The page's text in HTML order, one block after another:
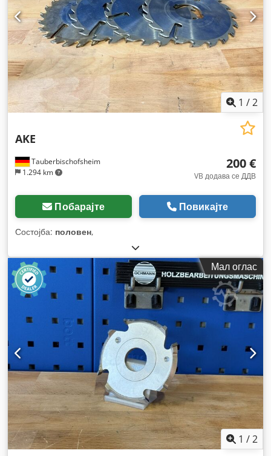
1 /2
Tauberbischofsheim
1.294 km
AKE
200 €
VB додава се ДДВ
Побарајте Повикајте
Состојба: половен,
Мал оглас
1 /2